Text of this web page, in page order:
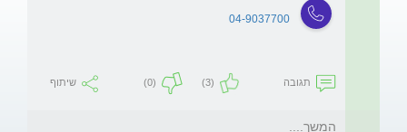
04-9037700
תגובה (3)
(0) שיתוף
המשך....